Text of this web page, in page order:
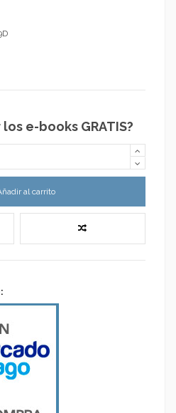
e-books GRATIS?
al carrito